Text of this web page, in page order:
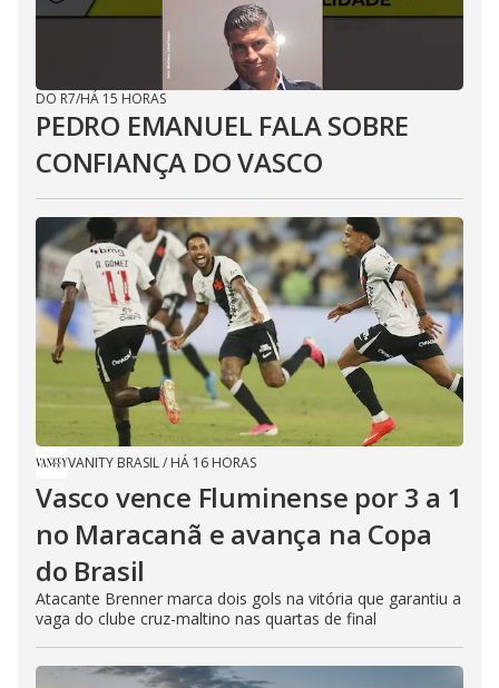
DO R7/HÁ 15 HORAS
PEDRO EMANUEL FALA SOBRE
CONFIANÇA DO VASCO
VANITY BRASIL/ HÁ 16 HORAS
Vasco vence Fluminense por 3 a 1
no Maracanã e avança na Copa
do Brasil
Atacante Brenner marca dois gols na vitória que garantiu a
vaga do clube cruz-maltino nas quartas de final